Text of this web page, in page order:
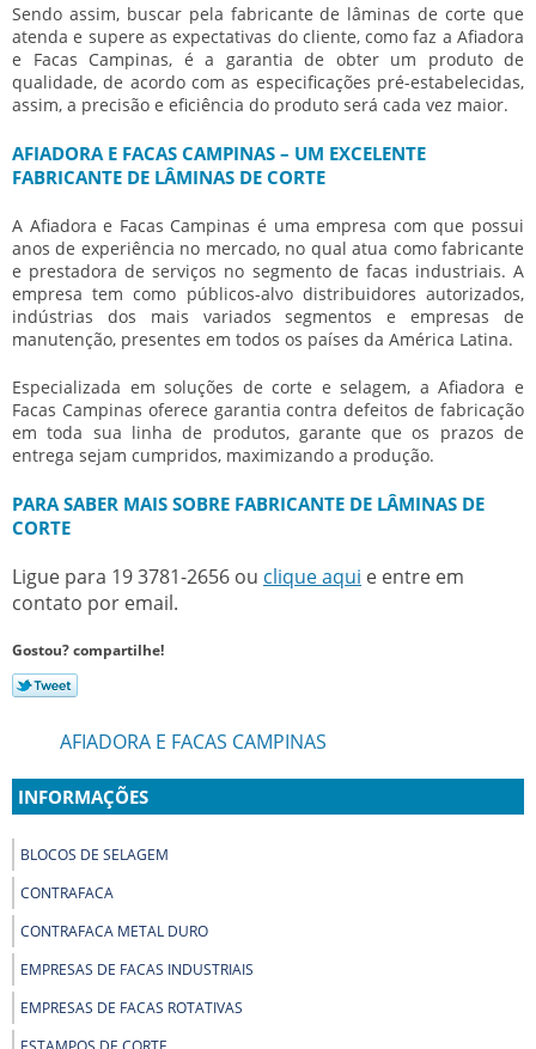
Sendo assim, buscar pela fabricante de lâminas de corte que
atenda e supere as expectativas do cliente, como faz a Afiadora
e Facas Campinas, é a garantia de obter um produto de
qualidade, de acordo com as especificações pré-estabelecidas,
assim, a precisão e eficiência do produto será cada vez maior.
AFIADORA E FACAS CAMPINAS – UM EXCELENTE
FABRICANTE DE LÂMINAS DE CORTE
A Afiadora e Facas Campinas é uma empresa com que possui
anos de experiência no mercado, no qual atua como fabricante
e prestadora de serviços no segmento de facas industriais. A
empresa tem como públicos-alvo distribuidores autorizados,
indústrias dos mais variados segmentos e empresas de
manutenção, presentes em todos os países da América Latina.
Especializada em soluções de corte e selagem, a Afiadora e
Facas Campinas oferece garantia contra defeitos de fabricação
em toda sua linha de produtos, garante que os prazos de
entrega sejam cumpridos, maximizando a produção.
PARA SABER MAIS SOBRE FABRICANTE DE LÂMINAS DE
CORTE
Ligue para 19 3781-2656 ou clique aqui e entre em
contato por email.
Gostou? compartilhe!
AFIADORA E FACAS CAMPINAS
INFORMAÇÕES
BLOCOS DE SELAGEM
CONTRAFACA
CONTRAFACA METAL DURO
EMPRESAS DE FACAS INDUSTRIAIS
EMPRESAS DE FACAS ROTATIVAS